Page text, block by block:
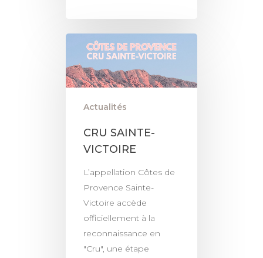
Actualités
CRU SAINTE-
VICTOIRE
L’appellation Côtes de
Provence Sainte-
Victoire accède
officiellement à la
reconnaissance en
"Cru", une étape